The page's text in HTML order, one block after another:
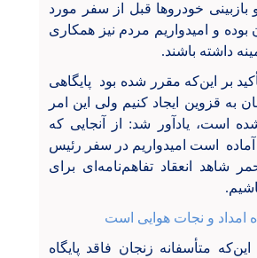
بازبینی خودروها قبل از سفر مورد
بوده و امیدواریم مردم نیز همکاری
داشته باشند.
بر این‌که مقرر شده بود ‌پایگاهی
به قزوین ایجاد کنیم ولی این امر
است، یادآور شد: از آنجایی که
آماده است امیدواریم در سفر رئیس
شاهد انعقاد تفاهم‌نامه‌ای برای
امداد و نجات هوایی است
متأسفانه زنجان فاقد پایگاه